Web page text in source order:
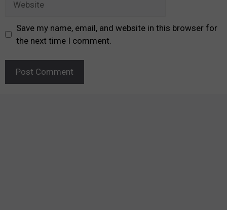
Save my name, email, and website in this browser for
the next time I comment.